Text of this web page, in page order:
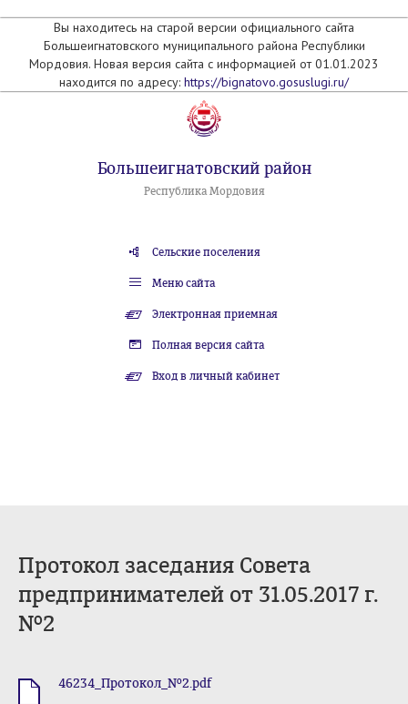
Вы находитесь на старой версии официального сайта
Большеигнатовского муниципального района Республики
Мордовия. Новая версия сайта с информацией от 01.01.2023
находится по адресу: https://bignatovo.gosuslugi.ru/
Большеигнатовский район
Республика Мордовия
Сельские поселения
Меню сайта
Электронная приемная
Полная версия сайта
Вход в личный кабинет
Протокол заседания Совета
предпринимателей от 31.05.2017 г.
№2
46234_Протокол_№2.pdf